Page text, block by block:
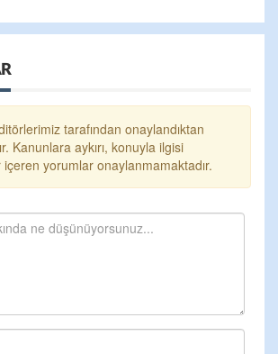
tarafından onaylandıktan
Kanunlara aykırı, konuyla ilgisi
yorumlar onaylanmamaktadır.